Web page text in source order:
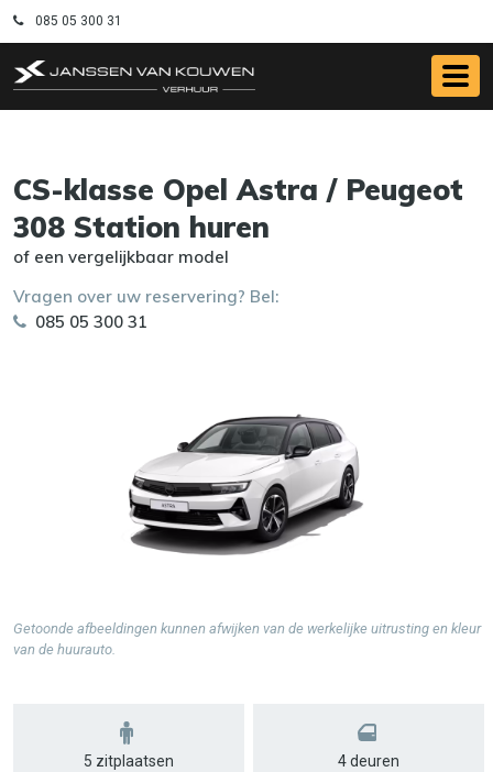
085 05 300 31
CS-klasse Opel Astra / Peugeot
308 Station huren
of een vergelijkbaar model
Vragen over uw reservering? Bel:
085 05 300 31
Getoonde afbeeldingen kunnen afwijken van de werkelijke uitrusting en kleur
van de huurauto.
5 zitplaatsen 4 deuren